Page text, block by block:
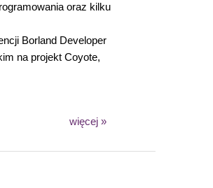
oraz kilku
Borland Developer
na projekt Coyote,
więcej »